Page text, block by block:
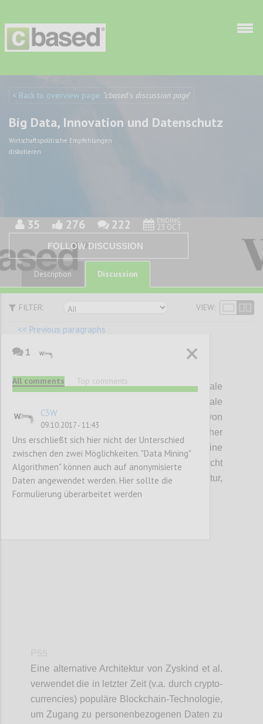
Discuto
Discuto
< Back to overview page: "cbased´s discussion page"
Big Data, Innovation und Datenschutz
Wirtschaftspolitische Empfehlungen
diskutieren
35 276 222 ENDING
23 OCT
FOLLOW DISCUSSION
Description Discussion
FILTER: VIEW:
<< Previous paragraphs
Dabei wird immer eine lokale
Transparenzschicht und eine globale
Transparenzschicht einer von
Datenverarbeiter und Datensubjekt als sicher
eingestuften Drittorganisation, oder eine
global verwaltete Transparenzschicht
gespeichert in einer peer-to-peer Architektur,
benötigt.
Eine alternative Architektur von Zyskind et al.
verwendet die in letzter Zeit (v.a. durch crypto-
currencies) populäre Blockchain-Technologie,
um Zugang zu personenbezogenen Daten zu
1
All comments Top comments
C3W
09.10.2017 - 11:43
Uns erschließt sich hier nicht der Unterschied
zwischen den zwei Möglichkeiten. "Data Mining"
Algorithmen" können auch auf anonymisierte
Daten angewendet werden. Hier sollte die
Formulierung überarbeitet werden